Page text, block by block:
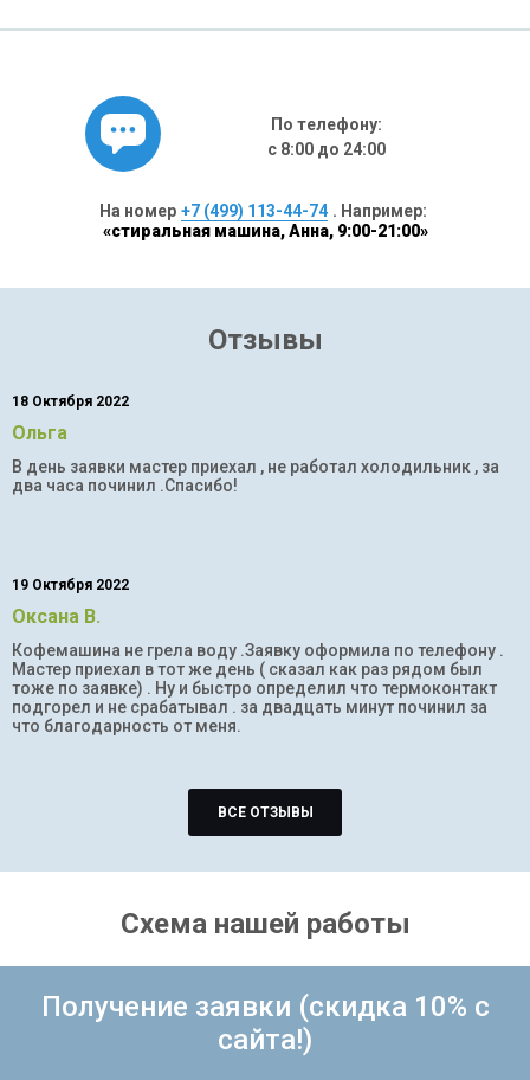
По телефону:
с 8:00 до 24:00
На номер +7 (499) 113-44-74 . Например:
«стиральная машина, Анна, 9:00-21:00»
Отзывы
18 Октября 2022
Ольга
В день заявки мастер приехал , не работал холодильник , за
два часа починил .Спасибо!
19 Октября 2022
Оксана В.
Кофемашина не грела воду .Заявку оформила по телефону .
Мастер приехал в тот же день ( сказал как раз рядом был
тоже по заявке) . Ну и быстро определил что термоконтакт
подгорел и не срабатывал . за двадцать минут починил за
что благодарность от меня.
ВСЕ ОТЗЫВЫ
Схема нашей работы
Получение заявки (скидка 10% с
сайта!)